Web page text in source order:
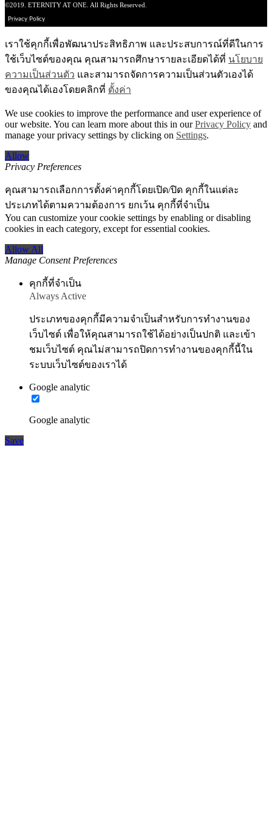
©2019. ETERNITY AT ONE. All Rights Reserved.
Privacy Policy
เราใช้คุกกี้เพื่อพัฒนาประสิทธิภาพ และประสบการณ์ที่ดีในการ
ใช้เว็บไซต์ของคุณ คุณสามารถศึกษารายละเอียดได้ที่ นโยบาย
ความเป็นส่วนตัว และสามารถจัดการความเป็นส่วนตัวเองได้
ของคุณได้เองโดยคลิกที่ ตั้งค่า
We use cookies to improve the performance and user experience of
our website. You can learn more about this in ourPrivacy Policy and
manage your privacy settings by clicking on Settings.
Allow
Privacy Preferences
คุณสามารถเลือกการตั้งค่าคุกกี้โดยเปิด/ปิด คุกกี้ในแต่ละ
ประเภทได้ตามความต้องการ ยกเว้น คุกกี้ที่จำเป็น
You can customize your cookie settings by enabling or disabling
cookies in each category, except for essential cookies.
Allow All
Manage Consent Preferences
คุกกี้ที่จำเป็น
Always Active
ประเภทของคุกกี้มีความจำเป็นสำหรับการทำงานของ
เว็บไซต์ เพื่อให้คุณสามารถใช้ได้อย่างเป็นปกติ และเข้า
ชมเว็บไซต์ คุณไม่สามารถปิดการทำงานของคุกกี้นี้ใน
ระบบเว็บไซต์ของเราได้
Google analytic
Google analytic
Save